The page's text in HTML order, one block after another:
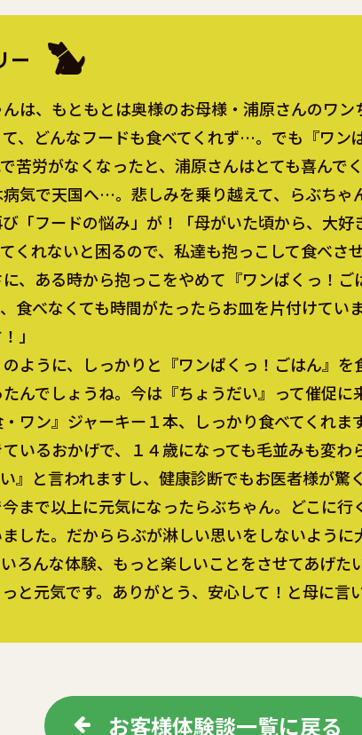
ー
は、もともとは奥様のお母様・浦原さんのワ
、どんなフードも食べてくれず…。でも『ワン
苦労がなくなったと、浦原さんはとても喜んで
気で天国へ…。悲しみを乗り越えて、らぶちゃ
「フードの悩み」が！「母がいた頃から、大
くれないと困るので、私達も抱っこして食べさ
、ある時から抱っこをやめて『ワンぱくっ！
食べなくても時間がたったらお皿を片付けてい
」
ように、しっかりと『ワンぱくっ！ごはん』
んでしょうね。今は『ちょうだい』って催促に
ワン』ジャーキー１本、しっかり食べてくれ
いるおかげで、１４歳になっても毛並みも変
』と言われますし、健康診断でもお医者様が驚
まで以上に元気になったらぶちゃん。どこに行
した。だかららぶが淋しい思いをしないよう
ろんな体験、もっと楽しいことをさせてあげた
と元気です。ありがとう、安心して！と母に言
お客様体験談一覧に戻る